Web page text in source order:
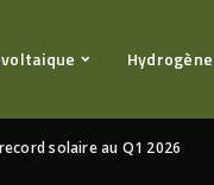
solaire au Q1 2026